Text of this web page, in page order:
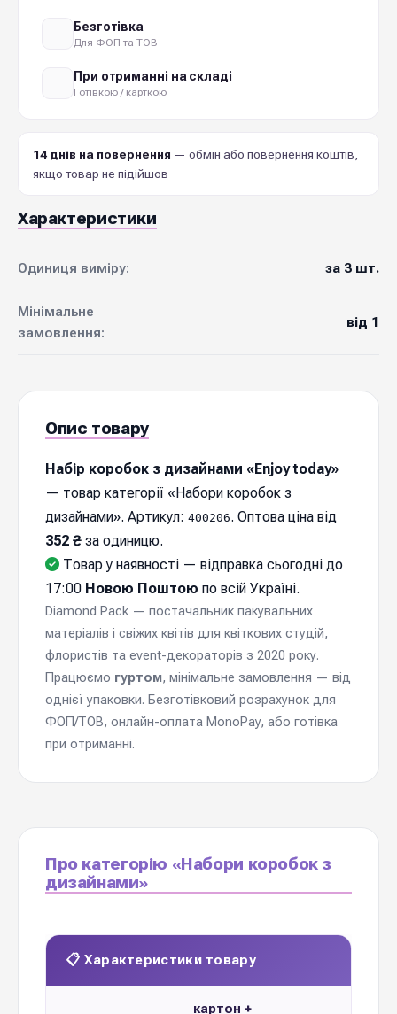
Безготівка
Для ФОП та ТОВ
При отриманні на складі
Готівкою / карткою
14 днів на повернення — обмін або повернення коштів,
якщо товар не підійшов
Характеристики
Одиниця виміру: за 3 шт.
Мінімальне
замовлення:
від 1
Опис товару
Набір коробок з дизайнами «Enjoy today»
— товар категорії «Набори коробок з
дизайнами». Артикул: 400206. Оптова ціна від
352 ₴ за одиницю.
Товар у наявності — відправка cьогодні до
17:00 Новою Поштою по всій Україні.
Diamond Pack — постачальник пакувальних
матеріалів і свіжих квітів для квіткових студій,
флористів та event-декораторів з 2020 року.
Працюємо гуртом, мінімальне замовлення — від
однієї упаковки. Безготівковий розрахунок для
ФОП/ТОВ, онлайн-оплата MonoPay, або готівка
при отриманні.
Про категорію «Набори коробок з
дизайнами»
📋 Характеристики товару
картон +